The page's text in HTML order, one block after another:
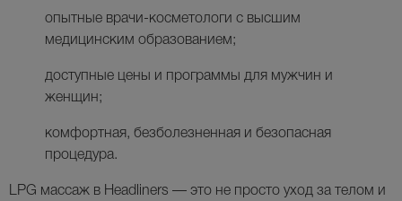
опытные врачи-косметологи с высшим
медицинским образованием;
доступные цены и программы для мужчин и
женщин;
комфортная, безболезненная и безопасная
процедура.
LPG массаж в Headliners — это не просто уход за телом и